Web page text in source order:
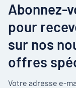
Abonnez-
pour
sur nos
offres
Votre adresse e-